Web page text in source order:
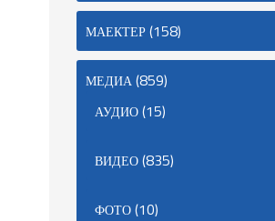
МАЕКТЕР(158)
МЕДИА(859)
АУДИО(15)
ВИДЕО(835)
ФОТО(10)